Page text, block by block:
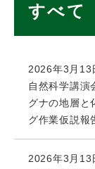
すべて
2026年3月13
自然科学講演
グナの地層と
グ作業仮説報
2026年3月13